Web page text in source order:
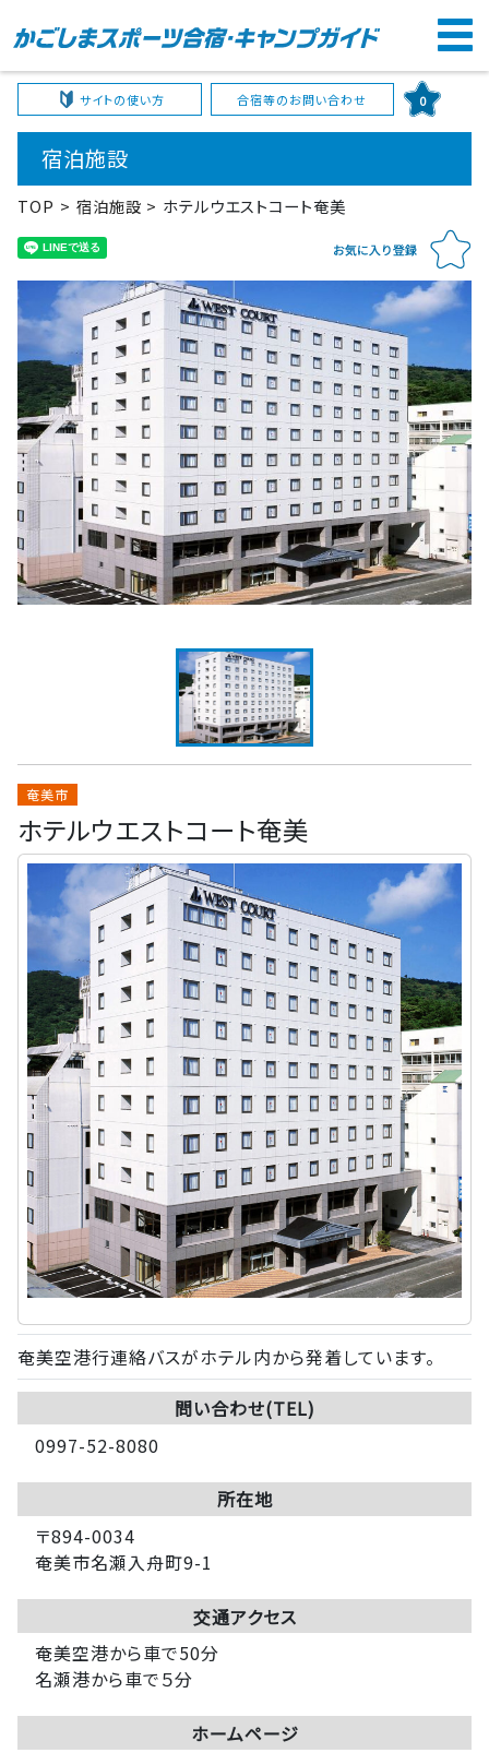
サイトの使い方 合宿等のお問い合わせ 0
宿泊施設
TOP 宿泊施設 ホテルウエストコート奄美
奄美市
ホテルウエストコート奄美
奄美空港行連絡バスがホテル内から発着しています。
問い合わせ(TEL)
0997-52-8080
所在地
〒894-0034
奄美市名瀬入舟町9-1
交通アクセス
奄美空港から車で50分
名瀬港から車で５分
ホームページ